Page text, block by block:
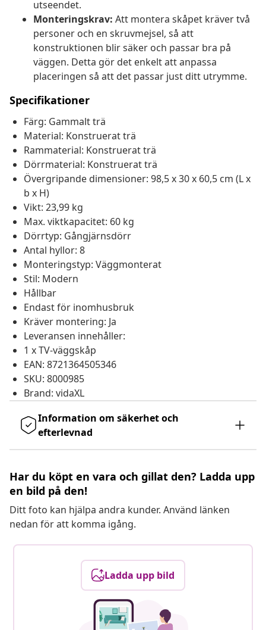
utseendet.
Monteringskrav: Att montera skåpet kräver två
personer och en skruvmejsel, så att
konstruktionen blir säker och passar bra på
väggen. Detta gör det enkelt att anpassa
placeringen så att det passar just ditt utrymme.
Specifikationer
Färg: Gammalt trä
Material: Konstruerat trä
Rammaterial: Konstruerat trä
Dörrmaterial: Konstruerat trä
Övergripande dimensioner: 98,5 x 30 x 60,5 cm (L x
b x H)
Vikt: 23,99 kg
Max. viktkapacitet: 60 kg
Dörrtyp: Gångjärnsdörr
Antal hyllor: 8
Monteringstyp: Väggmonterat
Stil: Modern
Hållbar
Endast för inomhusbruk
Kräver montering: Ja
Leveransen innehåller:
1 x TV-väggskåp
EAN: 8721364505346
SKU: 8000985
Brand: vidaXL
Information om säkerhet och
efterlevnad
Har du köpt en vara och gillat den? Ladda upp
en bild på den!
Ditt foto kan hjälpa andra kunder. Använd länken
nedan för att komma igång.
Ladda upp bild